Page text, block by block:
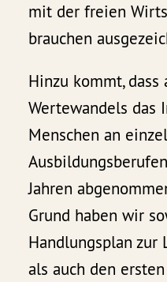
mit der freien
brauchen
Hinzu kommt, dass
Wertewandels das
Menschen an
Jahren
Grund haben wir
Handlungsplan zur
als auch den